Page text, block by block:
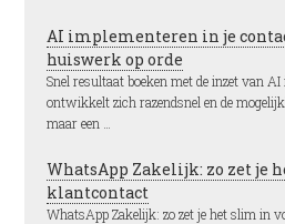
AI implementeren in je
huiswerk op orde
Snel resultaat boeken met de inzet van
ontwikkelt zich razendsnel en de
maar een …
WhatsApp Zakelijk: zo zet je
klantcontact
WhatsApp Zakelijk: zo zet je het slim in